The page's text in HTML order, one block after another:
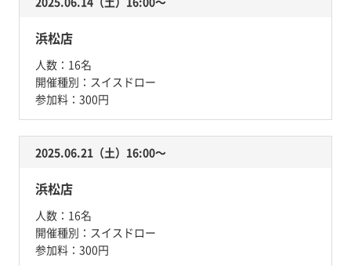
浜松店
人数： 16名
開催種別： スイスドロー
参加料： 300円
2025.06.21（土）16:00〜
浜松店
人数： 16名
開催種別： スイスドロー
参加料： 300円